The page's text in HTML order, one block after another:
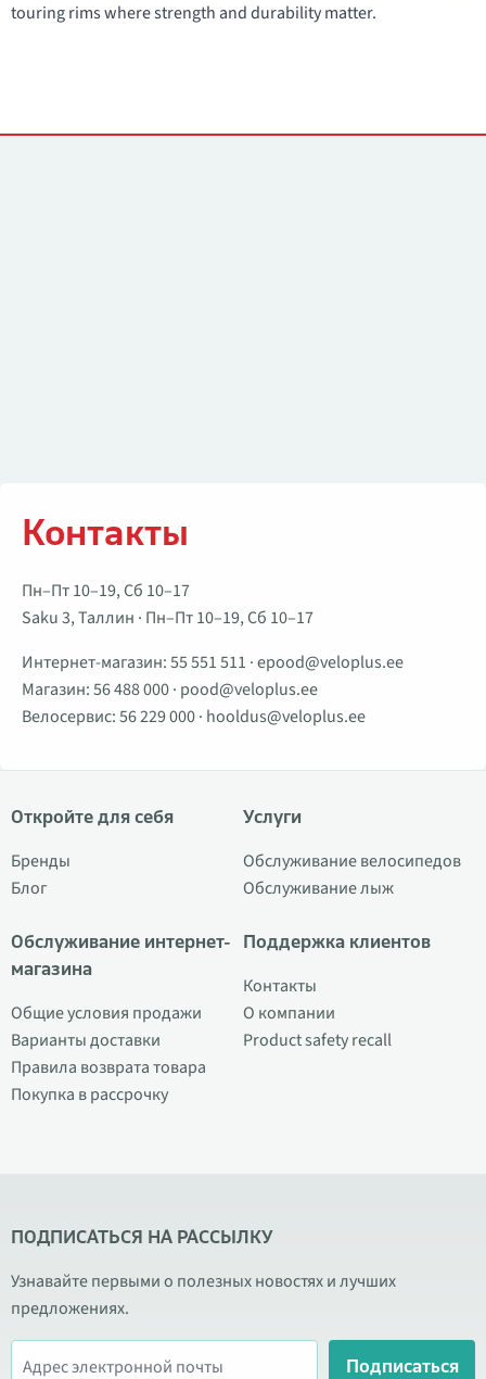
touring rims where strength and durability matter.
Контакты
Пн–Пт 10–19, Сб 10–17
Saku 3, Таллин · Пн–Пт 10–19, Сб 10–17
Интернет-магазин:55 551 511 ·epood@veloplus.ee
Магазин:56 488 000· pood@veloplus.ee
Велосервис:56 229 000· hooldus@veloplus.ee
Откройте для себя
Бренды
Блог
Обслуживание интернет-
магазина
Общие условия продажи
Варианты доставки
Правила возврата товара
Покупка в рассрочку
Услуги
Обслуживание велосипедов
Обслуживание лыж
Поддержка клиентов
Контакты
О компании
Product safety recall
ПОДПИСАТЬСЯ НА РАССЫЛКУ
Узнавайте первыми о полезных новостях и лучших
предложениях.
Подписаться